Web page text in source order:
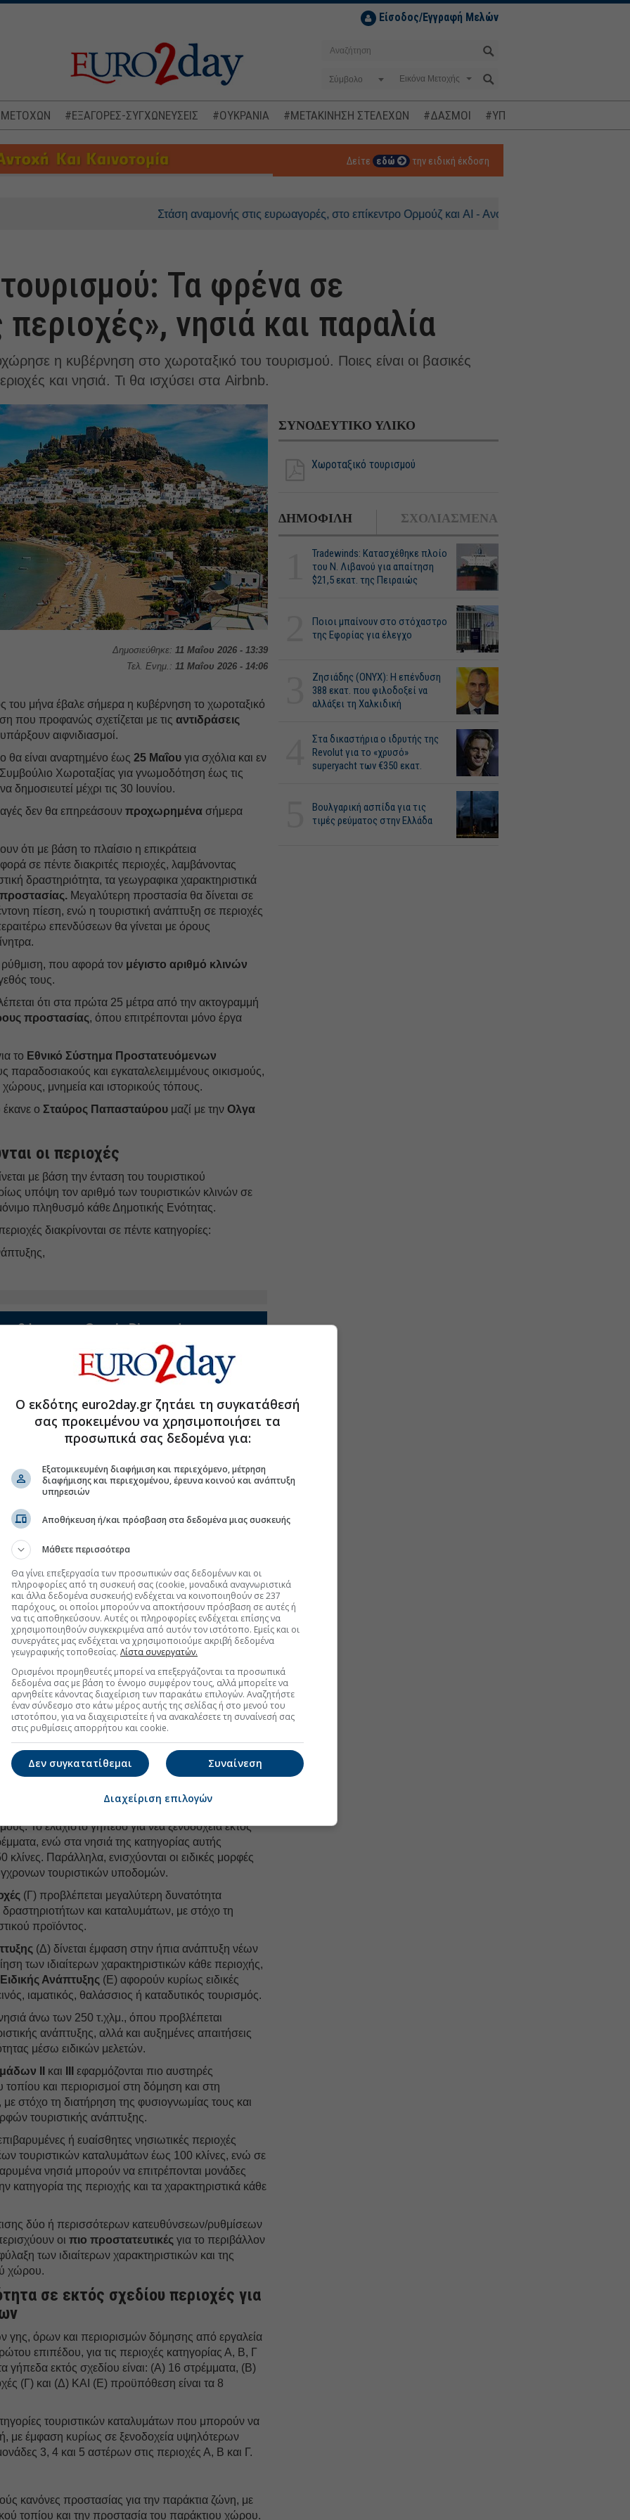
Είσοδος/Εγγραφή Μελών
Σύμβολο
ΜΕΤΟΧΩΝ #ΕΞΑΓΟΡΕΣ-ΣΥΓΧΩΝΕΥΣΕΙΣ #ΟΥΚΡΑΝΙΑ #ΜΕΤΑΚΙΝΗΣΗ ΣΤΕΛΕΧΩΝ #ΔΑΣΜΟΙ #ΥΠΟΚΛΟΠΕΣ
Δείτε εδώ την ειδική έκδοση
Στάση αναμονής στις ευρωαγορές, στο επίκεντρο Ορμούζ και AI - Ανοδος 0,3% για τον DAX
Τα φρένα σε
νησιά και παραλία
η κυβέρνηση στο χωροταξικό του τουρισμού. Ποιες είναι οι βασικές
και νησιά. Τι θα ισχύσει στα Airbnb.
Δημοσιεύθηκε: 11 Μαΐου 2026 - 13:39
Τελ. Ενημ.: 11 Μαΐου 2026 - 14:06
του μήνα έβαλε σήμερα η κυβέρνηση το χωροταξικό
που προφανώς σχετίζεται με τιςαντιδράσεις
αιφνιδιασμοί.
θα είναι αναρτημένο έως25 Μαΐου για σχόλια και εν
Χωροταξίας για γνωμοδότηση έως τις
δημοσιευτεί μέχρι τις 30 Ιουνίου.
δεν θα επηρεάσουνπροχωρημένα σήμερα
ότι με βάση το πλαίσιο η επικράτεια
σε πέντε διακριτές περιοχές, λαμβάνοντας
δραστηριότητα, τα γεωγραφικα χαρακτηριστικά
Μεγαλύτερη προστασία θα δίνεται σε
πίεση, ενώ η τουριστική ανάπτυξη σε περιοχές
επενδύσεων θα γίνεται με όρους
ρύθμιση, που αφορά τον μέγιστο αριθμό κλινών
τους.
ότι στα πρώτα 25 μέτρα από την ακτογραμμή
προστασίας, όπου επιτρέπονται μόνο έργα
το Εθνικό Σύστημα Προστατευόμενων
παραδοσιακούς και εγκαταλελειμμένους οικισμούς,
μνημεία και ιστορικούς τόπους.
έκανε οΣταύρος Παπασταύρου μαζί με τηνΟλγα
οι περιοχές
με βάση την ένταση του τουριστικού
υπόψη τον αριθμό των τουριστικών κλινών σε
πληθυσμό κάθε Δημοτικής Ενότητας.
διακρίνονται σε πέντε κατηγορίες:
στοGoogle Discover!
εξελίξεις με την υπογραφη εγκυρότητας του Euro2day.gr
FOLLOW US
Ακολουθήστε τη σελίδα τουEuro2day.grστοLinkedin
και
Ανάπτυξης.
κατηγοριοποίηση για τις
και της Εύβοιας- κατηγοριοποιούνται
σε
τρεις διακριτές ομάδες, με διαφορετικές
για την κάθε ομάδα. Ειδικότερα, η Ομάδα Ι
άνω των 250 τ.χλμ., ενώ οι μικρότερες νησιωτικές
ομάδες με πιο εξειδικευμένες προβλέψεις και
του τοπίου και του περιβάλλοντος.
σε ζώνες Α–Ε και των νησιών σε Ομάδες Ι–ΙΙΙ
με τους οποίους μπορεί να αναπτυχθεί ο
το είδος των τουριστικών επενδύσεων που
αρτιότητας για νέα ξενοδοχεία, τη μέγιστη
και τους όρους προστασίας του φυσικού
φυσιογνωμίας κάθε περιοχής.
(Α), δηλαδή σε περιοχές με πολύ υψηλή
κυρίως στην αναβάθμιση και τον
με αυστηρότερους όρους για τη
Για νέα ξενοδοχεία σε εκτός σχεδίου
16 στρέμματα. Στα νησιά της κατηγορίας αυτής
κλίνες για νέα τουριστικά καταλύματα.
Το ελάχιστο γήπεδο για νέα ξενοδοχεία εκτός
ενώ στα νησιά της κατηγορίας αυτής
κλίνες. Παράλληλα, ενισχύονται οι ειδικές μορφές
τουριστικών υποδομών.
(Γ) προβλέπεται μεγαλύτερη δυνατότητα
και καταλυμάτων, με στόχο τη
προϊόντος.
(Δ) δίνεται έμφαση στην ήπια ανάπτυξη νέων
των ιδιαίτερων χαρακτηριστικών κάθε περιοχής,
Ανάπτυξης (Ε) αφορούν κυρίως ειδικές
ιαματικός, θαλάσσιος ή καταδυτικός τουρισμός.
άνω των 250 τ.χλμ., όπου προβλέπεται
ανάπτυξης, αλλά και αυξημένες απαιτήσεις
μέσω ειδικών μελετών.
ΙΙ και
εφαρμόζονται πιο αυστηρές
και περιορισμοί στη δόμηση και στη
στόχο τη διατήρηση της φυσιογνωμίας τους και
τουριστικής ανάπτυξης.
ή ευαίσθητες νησιωτικές περιοχές
τουριστικών καταλυμάτων έως 100 κλίνες, ενώ σε
νησιά μπορούν να επιτρέπονται μονάδες
κατηγορία της περιοχής και τα χαρακτηριστικά κάθε
δύο ή περισσότερων κατευθύνσεων/ρυθμίσεων
οιπιο προστατευτικές για το περιβάλλον
των ιδιαίτερων χαρακτηριστικών και της
χώρου.
σε εκτός σχεδίου περιοχές για
γης, όρων και περιορισμών δόμησης από εργαλεία
επιπέδου, για τις περιοχές κατηγορίας Α, Β, Γ
γήπεδα εκτός σχεδίου είναι: (Α) 16 στρέμματα, (Β)
(Γ) και (Δ) ΚΑΙ (Ε) προϋπόθεση είναι τα 8
τουριστικών καταλυμάτων που μπορούν να
με έμφαση κυρίως σε ξενοδοχεία υψηλότερων
3, 4 και 5 αστέρων στις περιοχές Α, Β και Γ.
κανόνες προστασίας για την παράκτια ζώνη, με
τοπίου και την προστασία του παράκτιου χώρου.
ΣΥΝΟΔΕΥΤΙΚΟ ΥΛΙΚΟ
Χωροταξικό τουρισμού
ΔΗΜΟΦΙΛΗ ΣΧΟΛΙΑΣΜΕΝΑ
Tradewinds: Κατασχέθηκε πλοίο
του Ν. Λιβανού για απαίτηση
$21,5 εκατ. της Πειραιώς
Ποιοι μπαίνουν στο στόχαστρο
της Εφορίας για έλεγχο
Ζησιάδης (ONYX): Η επένδυση
388 εκατ. που φιλοδοξεί να
αλλάξει τη Χαλκιδική
Στα δικαστήρια ο ιδρυτής της
Revolut για το «χρυσό»
superyacht των €350 εκατ.
Βουλγαρική ασπίδα για τις
τιμές ρεύματος στην Ελλάδα
Ο εκδότης euro2day.gr ζητάει τη συγκατάθεσή
σας προκειμένου να χρησιμοποιήσει τα
προσωπικά σας δεδομένα για:
Εξατομικευμένη διαφήμιση και περιεχόμενο, μέτρηση
διαφήμισης και περιεχομένου, έρευνα κοινού και ανάπτυξη
υπηρεσιών
Αποθήκευση ή/και πρόσβαση στα δεδομένα μιας συσκευής
Μάθετε περισσότερα
Θα γίνει επεξεργασία των προσωπικών σας δεδομένων και οι
πληροφορίες από τη συσκευή σας (cookie, μοναδικά αναγνωριστικά
και άλλα δεδομένα συσκευής) ενδέχεται να κοινοποιηθούν σε 237
παρόχους, οι οποίοι μπορούν να αποκτήσουν πρόσβαση σε αυτές ή
να τις αποθηκεύσουν. Αυτές οι πληροφορίες ενδέχεται επίσης να
χρησιμοποιηθούν συγκεκριμένα από αυτόν τον ιστότοπο. Εμείς και οι
συνεργάτες μας ενδέχεται να χρησιμοποιούμε ακριβή δεδομένα
γεωγραφικής τοποθεσίας. Λίστα συνεργατών.
Ορισμένοι προμηθευτές μπορεί να επεξεργάζονται τα προσωπικά
δεδομένα σας με βάση το έννομο συμφέρον τους, αλλά μπορείτε να
αρνηθείτε κάνοντας διαχείριση των παρακάτω επιλογών. Αναζητήστε
έναν σύνδεσμο στο κάτω μέρος αυτής της σελίδας ή στο μενού του
ιστοτόπου, για να διαχειριστείτε ή να ανακαλέσετε τη συναίνεσή σας
στις ρυθμίσεις απορρήτου και cookie.
Συναίνεση
Δεν συγκατατίθεμαι
Διαχείριση επιλογών